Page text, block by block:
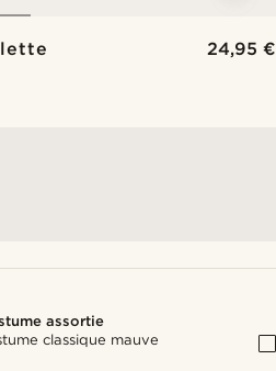
24,95 €
assortie
classique mauve